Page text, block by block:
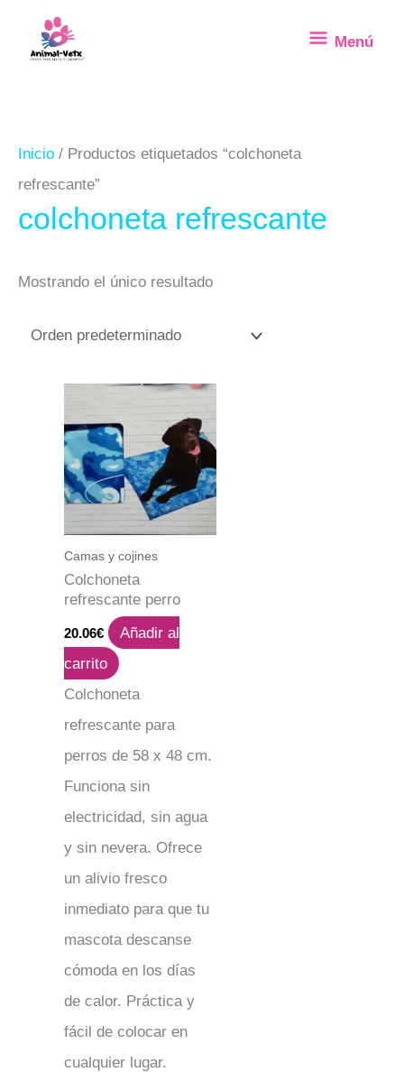
Menú
Inicio / Productos etiquetados “colchoneta
refrescante”
colchoneta refrescante
Mostrando el único resultado
Camas y cojines
Colchoneta
refrescante perro
20.06€
Añadir al
carrito
Colchoneta
refrescante para
perros de 58 x 48 cm.
Funciona sin
electricidad, sin agua
y sin nevera. Ofrece
un alivio fresco
inmediato para que tu
mascota descanse
cómoda en los días
de calor. Práctica y
fácil de colocar en
cualquier lugar.